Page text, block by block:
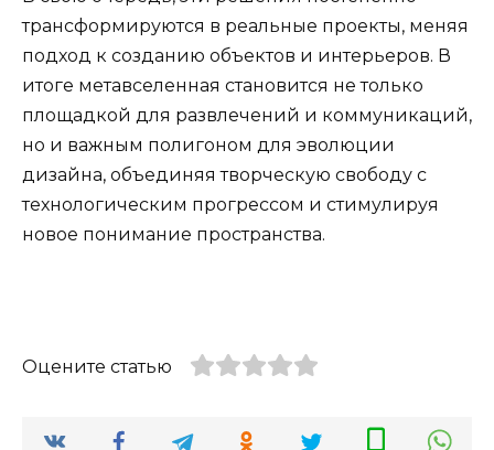
трансформируются в реальные проекты, меняя
подход к созданию объектов и интерьеров. В
итоге метавселенная становится не только
площадкой для развлечений и коммуникаций,
но и важным полигоном для эволюции
дизайна, объединяя творческую свободу с
технологическим прогрессом и стимулируя
новое понимание пространства.
Оцените статью